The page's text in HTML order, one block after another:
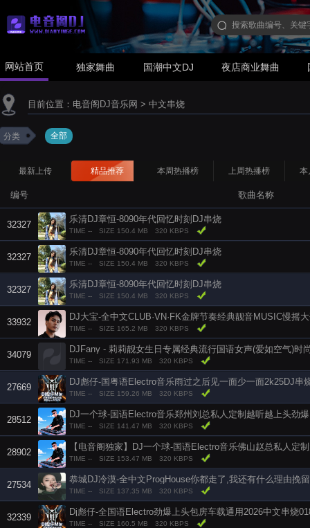
网站首页 独家舞曲 国潮中文DJ 夜店商业舞曲
目前位置： 电音阁DJ音乐网 > 中文串烧
分类 全部
最新上传 精品推荐 本周热播榜 上周热播榜 本
编号 歌曲名称
32327
乐清DJ章恒-8090年代回忆时刻DJ串烧
TIME -- SIZE 150.4 MB 320 KBPS
32327
乐清DJ章恒-8090年代回忆时刻DJ串烧
TIME -- SIZE 150.4 MB 320 KBPS
32327
乐清DJ章恒-8090年代回忆时刻DJ串烧
TIME -- SIZE 150.4 MB 320 KBPS
33932
DJ大宝-全中文CLUB·VN·FK金牌节奏经典靓音MUSIC慢摇
TIME -- SIZE 165.2 MB 320 KBPS
34079
TIME -- SIZE 171.93 MB 320 KBPS
27669
DJ彪仔-国粤语Electro音乐雨过之后见一面少一面2k25DJ串
TIME -- SIZE 159.26 MB 320 KBPS
28512
DJ一个球-国语Electro音乐郑州刘总私人定制越听越上头劲
TIME -- SIZE 141.47 MB 320 KBPS
28902
TIME -- SIZE 153.47 MB 320 KBPS
27534
恭城DJ冷漠-全中文ProgHouse你都走了,我还有什么理由挽
TIME -- SIZE 137.35 MB 320 KBPS
32339
Dj彪仔-全国语Electro劲爆上头包房车载通用2026中文串烧
TIME -- SIZE 160.5 MB 320 KBPS